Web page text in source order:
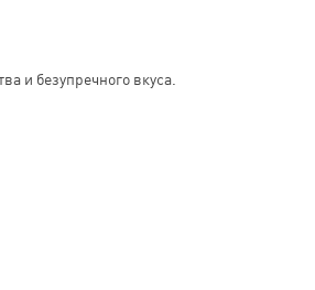
и безупречного вкуса.